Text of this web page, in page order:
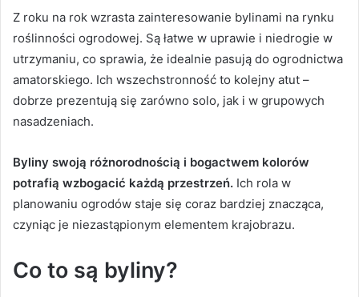
Z roku na rok wzrasta zainteresowanie bylinami na rynku
roślinności ogrodowej. Są łatwe w uprawie i niedrogie w
utrzymaniu, co sprawia, że idealnie pasują do ogrodnictwa
amatorskiego. Ich wszechstronność to kolejny atut –
dobrze prezentują się zarówno solo, jak i w grupowych
nasadzeniach.
Byliny swoją różnorodnością i bogactwem kolorów
potrafią wzbogacić każdą przestrzeń. Ich rola w
planowaniu ogrodów staje się coraz bardziej znacząca,
czyniąc je niezastąpionym elementem krajobrazu.
Co to są byliny?